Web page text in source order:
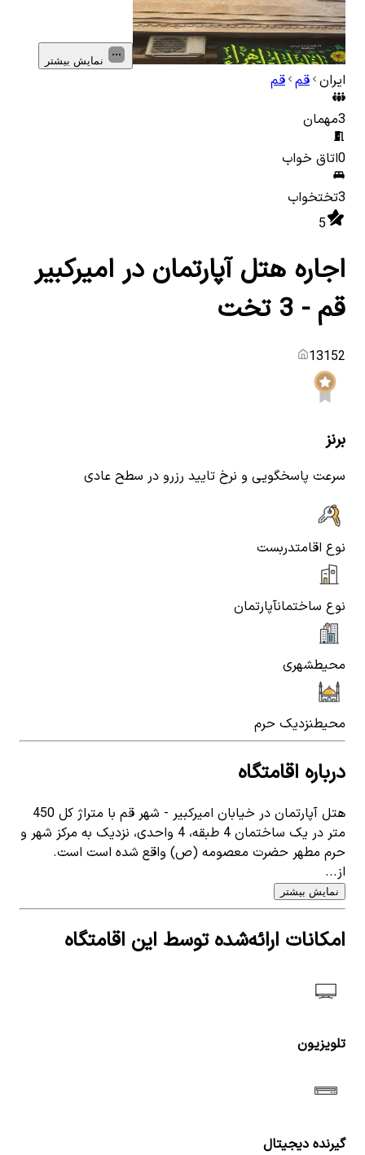
نمایش بیشتر
ایران قم قم
3مهمان
0اتاق خواب
3تختخواب
5
اجاره هتل آپارتمان در امیرکبیر
قم - 3 تخت
13152
برنز
سرعت پاسخگویی و نرخ تایید رزرو در سطح عادی
نوع اقامتدربست
نوع ساختمانآپارتمان
محیطشهری
محیطنزدیک حرم
درباره اقامتگاه
هتل آپارتمان در خیابان امیرکبیر - شهر قم با متراژ کل 450
متر در یک ساختمان 4 طبقه، 4 واحدی، نزدیک به مرکز شهر و
حرم مطهر حضرت معصومه (ص) واقع شده است است.
از...
نمایش بیشتر
امکانات ارائه‌شده توسط این اقامتگاه
تلویزیون
گیرنده دیجیتال